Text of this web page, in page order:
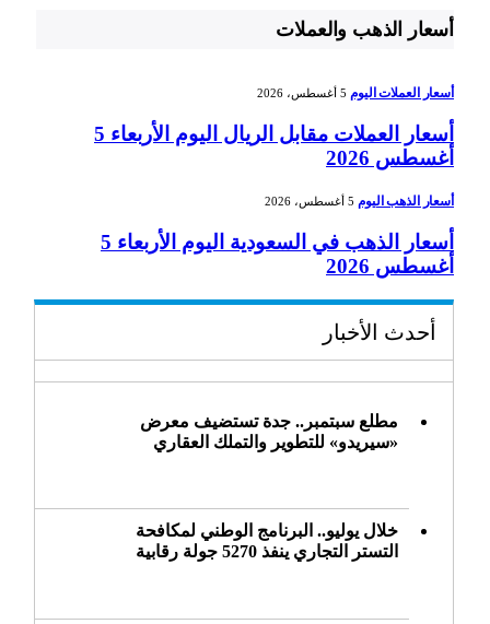
أسعار الذهب والعملات
أسعار العملات اليوم 5 أغسطس، 2026
أسعار العملات مقابل الريال اليوم الأربعاء 5
أغسطس 2026
أسعار الذهب اليوم 5 أغسطس، 2026
أسعار الذهب في السعودية اليوم الأربعاء 5
أغسطس 2026
أحدث الأخبار
مطلع سبتمبر.. جدة تستضيف معرض
«سيريدو» للتطوير والتملك العقاري
خلال يوليو.. البرنامج الوطني لمكافحة
التستر التجاري ينفذ 5270 جولة رقابية